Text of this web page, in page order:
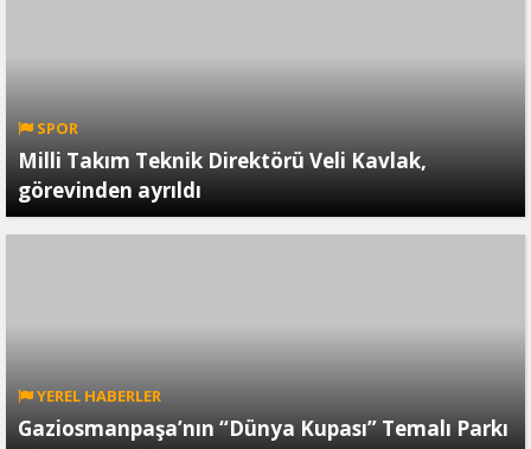
SPOR
Milli Takım Teknik Direktörü Veli Kavlak,
görevinden ayrıldı
YEREL HABERLER
Gaziosmanpaşa’nın “Dünya Kupası” Temalı Parkı